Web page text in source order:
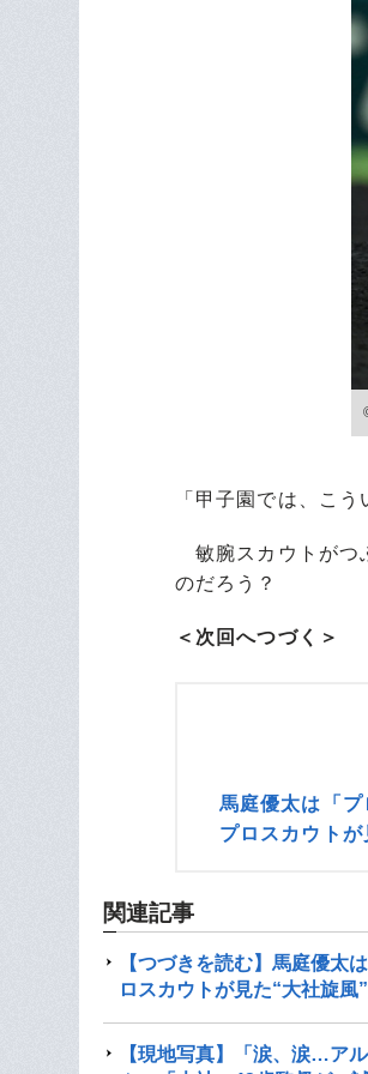
「甲子園では、こ
敏腕スカウトがつ
のだろう？
＜次回へつづく＞
馬庭優太は「
プロスカウトが
関連記事
【つづきを読む】馬庭優太
ロスカウトが見た“大社旋風
【現地写真】「涙、涙…ア